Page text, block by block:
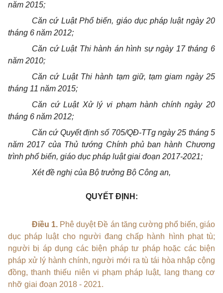
năm 2015;
Căn cứ Luật Phổ biến, giáo dục pháp luật ngày 20
tháng 6 năm 2012;
Căn cứ Luật Thi hành án hình sự ngày 17 tháng 6
năm 2010;
Căn cứ Luật Thi hành tạm giữ, tạm giam ngày 25
tháng 11 năm 2015;
Căn cứ Luật Xử lý vi phạm hành chính ngày 20
tháng 6 năm 2012;
Căn cứ Quyết định số 705/QĐ-TTg ngày 25 tháng 5
năm 2017 của Thủ tướng Chính phủ ban hành Chương
trình phổ biến, giáo dục pháp luật giai đoạn 2017-2021;
Xét đề nghị của Bộ trưởng Bộ Công an,
QUYẾT ĐỊNH:
Điều 1. Phê duyệt Đề án tăng cường phổ biến, giáo
dục pháp luật cho người đang chấp hành hình phạt tù;
người bị áp dụng các biện pháp tư pháp hoặc các biện
pháp xử lý hành chính, người mới ra tù tái hòa nhập cộng
đồng, thanh thiếu niên vi phạm pháp luật, lang thang cơ
nhỡ giai đoạn 2018 - 2021.